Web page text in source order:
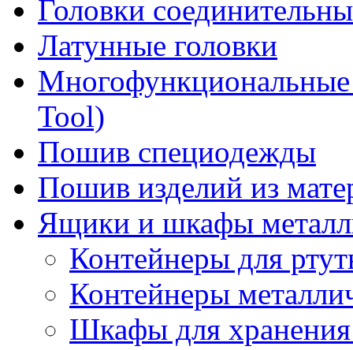
Головки
Латунные головки
Tool)
Пошив специодежды
Пошив изделий из
Ящики и шкафы
Контейнеры для
Контейнеры
Шкафы для хранения